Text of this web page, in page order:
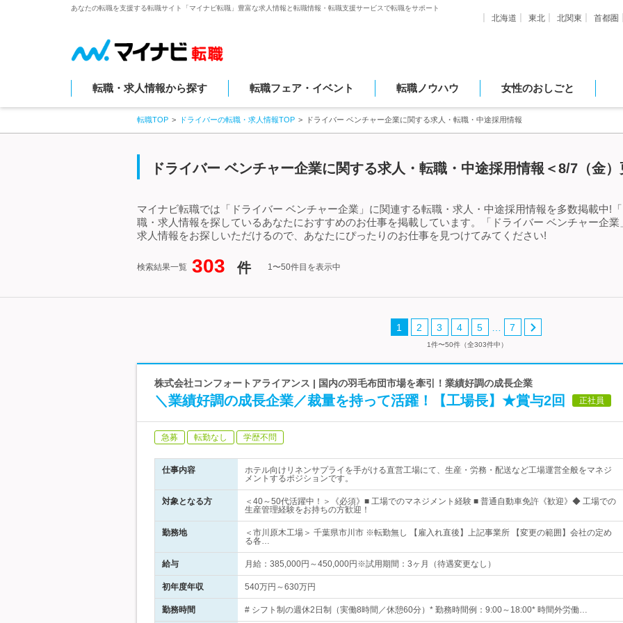
あなたの転職を支援する転職サイト「マイナビ転職」豊富な求人情報と転職情報・転職支援サービスで転職をサポート
北海道 東北 北関東 首都圏
転職・求人情報から探す 転職フェア・イベント 転職ノウハウ 女性のおしごと
転職TOP ドライバーの転職・求人情報TOP ドライバー ベンチャー企業に関する求人・転職・中途採用情報
ドライバー ベンチャー企業に関する求人・転職・中途採用情報＜8/7（金
マイナビ転職では「ドライバー ベンチャー企業」に関連する転職・求人・中途採用情報を多数掲載中!
職・求人情報を探しているあなたにおすすめのお仕事を掲載しています。「ドライバー ベンチャー企
求人情報をお探しいただけるので、あなたにぴったりのお仕事を見つけてみてください!
検索結果一覧 303 件 1〜50件目を表示中
1 2 3 4 5 7
1件〜50件（全303件中）
株式会社コンフォートアライアンス | 国内の羽毛布団市場を牽引！業績好調の成長企業
＼業績好調の成長企業／裁量を持って活躍！【工場長】★賞与2回 正社員
急募 転勤なし 学歴不問
仕事内容
ホテル向けリネンサプライを手がける直営工場にて、生産・労務・配送など工場運営全般をマネジ
メントするポジションです。
対象となる方
＜40～50代活躍中！＞《必須》■ 工場でのマネジメント経験 ■ 普通自動車免許《歓迎》◆ 工場での
生産管理経験をお持ちの方歓迎！
勤務地
＜市川原木工場＞ 千葉県市川市 ※転勤無し 【雇入れ直後】上記事業所 【変更の範囲】会社の定め
る各…
給与 月給：385,000円～450,000円※試用期間：3ヶ月（待遇変更なし）
初年度年収 540万円～630万円
勤務時間 # シフト制の週休2日制（実働8時間／休憩60分）* 勤務時間例：9:00～18:00* 時間外労働…